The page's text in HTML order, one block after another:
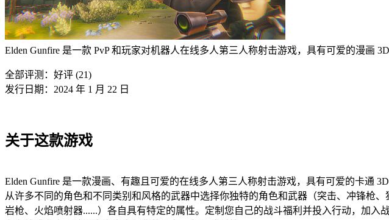
Elden Gunfire 是一款 PvP 和玩家对机器人在线多人第三人称射击游戏，具有可爱的漫画
全部评测： 好评 (21)
发行日期：2024 年 1 月 22 日
关于这款游戏
Elden Gunfire 是一款漫画、有趣且可爱的在线多人第三人称射击游戏，具有可爱的卡通
从许多不同的角色和不同类别和风格的武器中选择你独特的角色和武器（突击、冲锋枪
岩枪、火焰喷射器......）各自具有特定的属性。定制您自己的战斗福利并投入行动，加入